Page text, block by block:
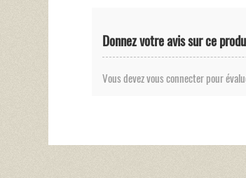
Donnez votre avis sur ce
Vous devez vous connecter pour